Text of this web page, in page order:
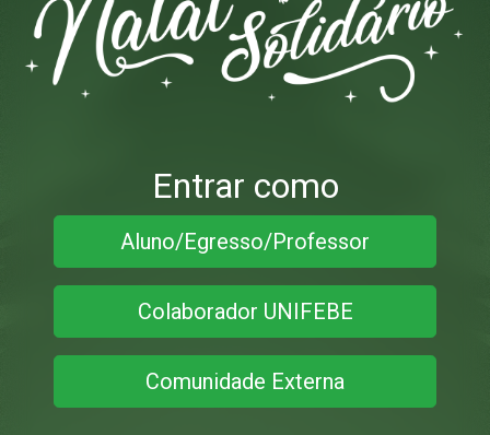
Entrar como
Aluno/Egresso/Professor
Colaborador UNIFEBE
Comunidade Externa